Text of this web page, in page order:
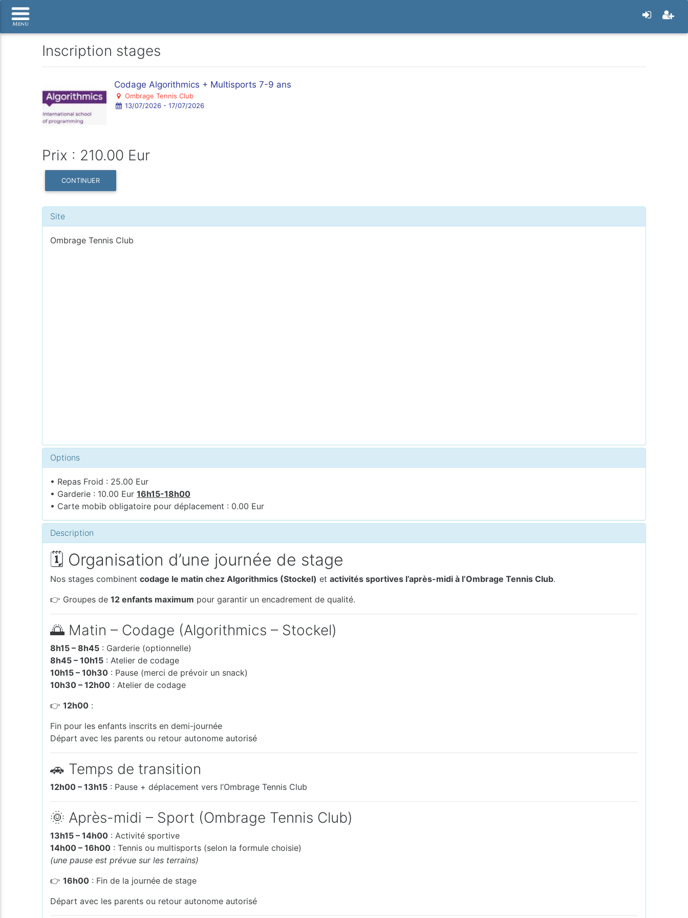
Inscription stages
Codage Algorithmics + Multisports 7-9 ans
Ombrage Tennis Club
13/07/2026 - 17/07/2026
Prix : 210.00 Eur
CONTINUER
Site
Ombrage Tennis Club
Options
• Repas Froid : 25.00 Eur
• Garderie : 10.00 Eur16h15-18h00
• Carte mobib obligatoire pour déplacement : 0.00 Eur
Description
🗓️ Organisation d’une journée de stage
Nos stages combinentcodage le matin chez Algorithmics (Stockel) etactivités sportives l’après-midi à l’Ombrage Tennis Club.
👉 Groupes de12 enfants maximum pour garantir un encadrement de qualité.
🌅 Matin – Codage (Algorithmics – Stockel)
8h15 – 8h45 : Garderie (optionnelle)
8h45 – 10h15 : Atelier de codage
10h15 – 10h30 : Pause (merci de prévoir un snack)
10h30 – 12h00 : Atelier de codage
👉12h00 :
Fin pour les enfants inscrits en demi-journée
Départ avec les parents ou retour autonome autorisé
🚗 Temps de transition
12h00 – 13h15 : Pause + déplacement vers l’Ombrage Tennis Club
🌞 Après-midi – Sport (Ombrage Tennis Club)
13h15 – 14h00 : Activité sportive
14h00 – 16h00 : Tennis ou multisports (selon la formule choisie)
(une pause est prévue sur les terrains)
👉16h00 : Fin de la journée de stage
Départ avec les parents ou retour autonome autorisé